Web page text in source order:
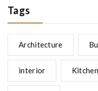
Tags
Architecture
interior